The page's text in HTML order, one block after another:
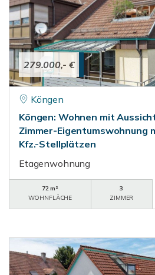
279.000,- €
Köngen
Köngen: Wohnen mit
Zimmer-Eigentumswohnung
Kfz.-Stellplätzen
Etagenwohnung
72 m²
WOHNFLÄCHE
3
ZIMMER